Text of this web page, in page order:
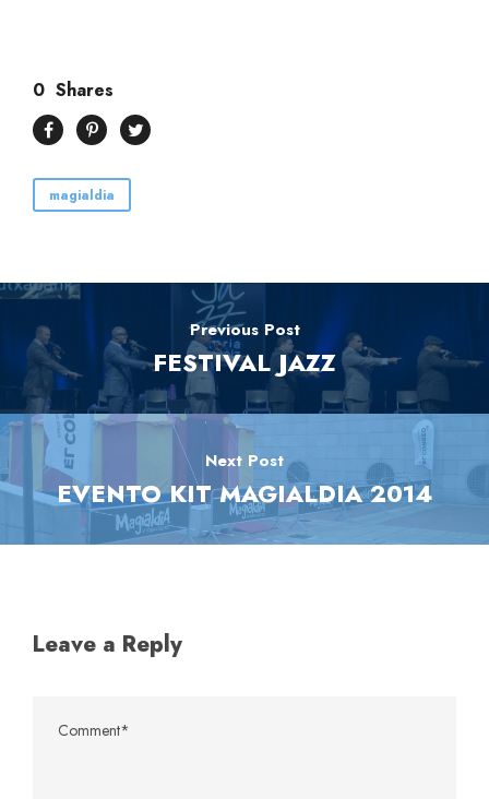
0 Shares
magialdia
Previous Post
FESTIVAL JAZZ
Next Post
EVENTO KIT MAGIALDIA 2014
Leave a Reply